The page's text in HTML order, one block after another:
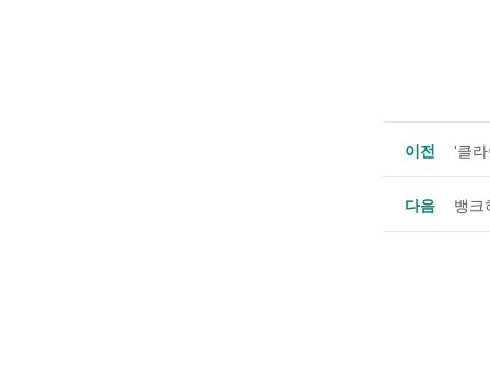
이전 '클
다음 뱅크